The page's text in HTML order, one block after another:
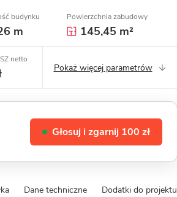
budynku
m
Powierzchnia zabudowy
145,45 m²
netto
Pokaż więcej parametrów
Głosuj i zgarnij 100 zł
Dane techniczne Dodatki do projektu